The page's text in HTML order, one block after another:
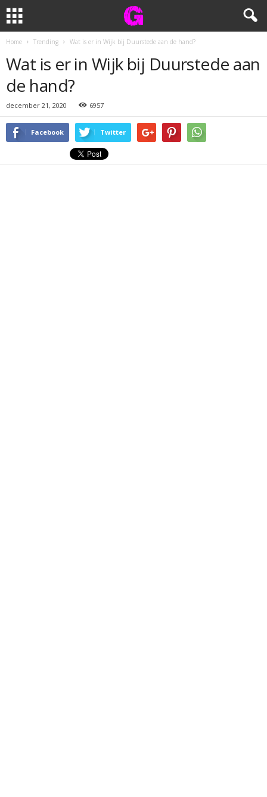
Home Trending Wat is er in Wijk bij Duurstede aan de hand?
Wat is er in Wijk bij Duurstede aan
de hand?
december 21, 2020 6957
Facebook Twitter